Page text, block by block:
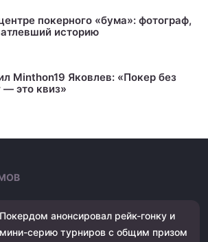
покерного «бума»: фотограф,
историю
Minthon19 Яковлев: «Покер без
— это квиз»
Покердом анонсировал рейк-гонку и
мини-серию турниров с общим призом